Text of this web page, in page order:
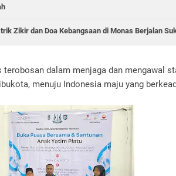
Zikir dan Doa Kebangsaan di Monas Berjalan
terobosan dalam menjaga dan mengawal
menuju Indonesia maju yang